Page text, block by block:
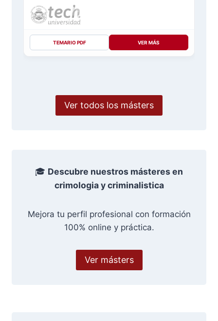
TEMARIO PDF VER MÁS
Ver todos los másters
🎓 Descubre nuestros másteres en
crimologia y criminalistica
Mejora tu perfil profesional con formación
100% online y práctica.
Ver másters